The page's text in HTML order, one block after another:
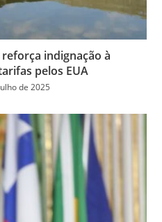
indignação à
pelos EUA
de 2025